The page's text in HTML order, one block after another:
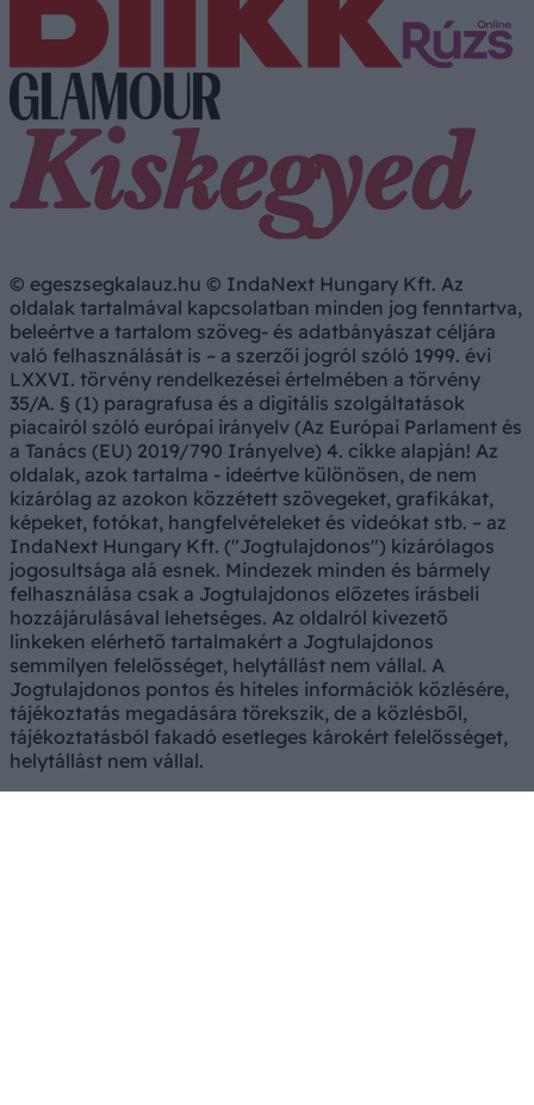
© egeszsegkalauz.hu © IndaNext Hungary Kft. Az
oldalak tartalmával kapcsolatban minden jog fenntartva,
beleértve a tartalom szöveg- és adatbányászat céljára
való felhasználását is – a szerzői jogról szóló 1999. évi
LXXVI. törvény rendelkezései értelmében a törvény
35/A. § (1) paragrafusa és a digitális szolgáltatások
piacairól szóló európai irányelv (Az Európai Parlament és
a Tanács (EU) 2019/790 Irányelve) 4. cikke alapján! Az
oldalak, azok tartalma - ideértve különösen, de nem
kizárólag az azokon közzétett szövegeket, grafikákat,
képeket, fotókat, hangfelvételeket és videókat stb. – az
IndaNext Hungary Kft. ("Jogtulajdonos") kizárólagos
jogosultsága alá esnek. Mindezek minden és bármely
felhasználása csak a Jogtulajdonos előzetes írásbeli
hozzájárulásával lehetséges. Az oldalról kivezető
linkeken elérhető tartalmakért a Jogtulajdonos
semmilyen felelősséget, helytállást nem vállal. A
Jogtulajdonos pontos és hiteles információk közlésére,
tájékoztatás megadására törekszik, de a közlésből,
tájékoztatásból fakadó esetleges károkért felelősséget,
helytállást nem vállal.